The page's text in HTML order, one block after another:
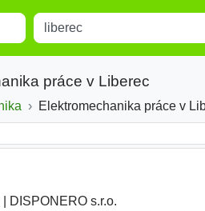
Místo
práce v Liberec
Elektromechanika práce v
DISPONERO s.r.o.